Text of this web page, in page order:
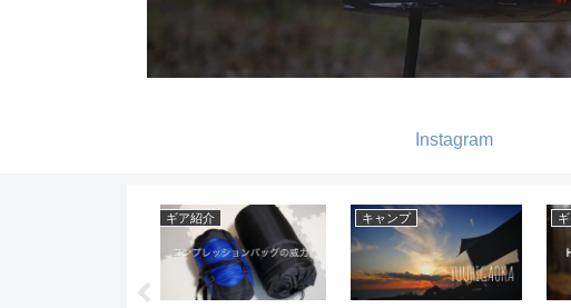
Instagram
ギア紹介 ギア紹介